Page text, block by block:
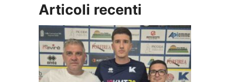
Articoli recenti